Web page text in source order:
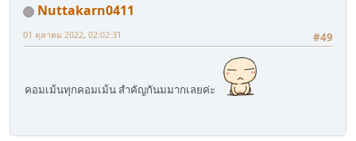
Nuttakarn0411
#49
01 ตุลาคม 2022, 02:02:31
คอมเม้นทุกคอมเม้น สำคัญกันมมากเลยค่ะ